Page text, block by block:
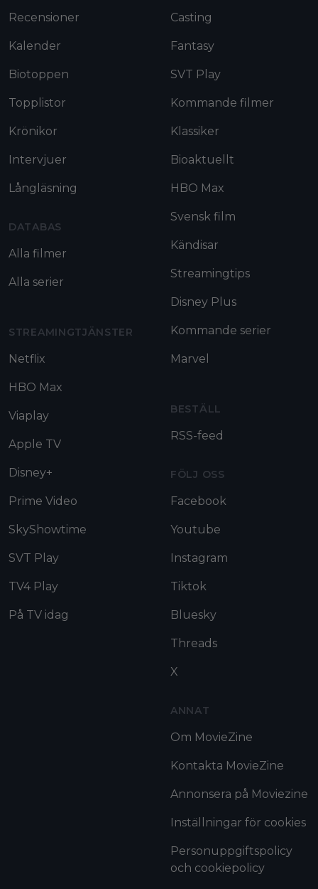
Recensioner
Kalender
Biotoppen
Topplistor
Krönikor
Intervjuer
Långläsning
DATABAS
Alla filmer
Alla serier
STREAMINGTJÄNSTER
Netflix
HBO Max
Viaplay
Apple TV
Disney+
Prime Video
SkyShowtime
SVT Play
TV4 Play
På TV idag
Casting
Fantasy
SVT Play
Kommande filmer
Klassiker
Bioaktuellt
HBO Max
Svensk film
Kändisar
Streamingtips
Disney Plus
Kommande serier
Marvel
BESTÄLL
RSS-feed
FÖLJ OSS
Facebook
Youtube
Instagram
Tiktok
Bluesky
Threads
X
ANNAT
Om MovieZine
Kontakta MovieZine
Annonsera på Moviezine
Inställningar för cookies
Personuppgiftspolicy
och cookiepolicy